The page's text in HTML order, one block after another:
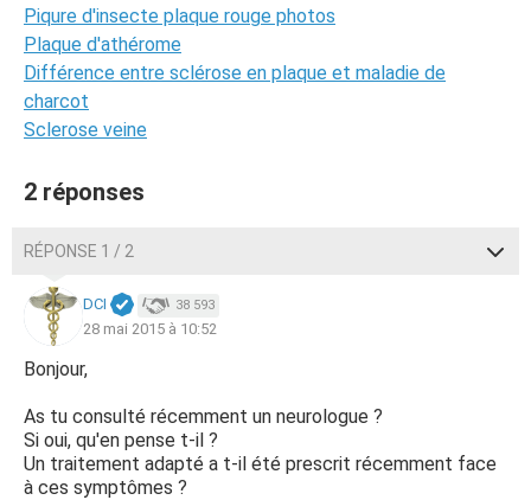
Piqure d'insecte plaque rouge photos
Plaque d'athérome
Différence entre sclérose en plaque et maladie de
charcot
Sclerose veine
2 réponses
RÉPONSE 1 / 2
DCI 38 593
28 mai 2015 à 10:52
Bonjour,
As tu consulté récemment un neurologue ?
Si oui, qu'en pense t-il ?
Un traitement adapté a t-il été prescrit récemment face
à ces symptômes ?